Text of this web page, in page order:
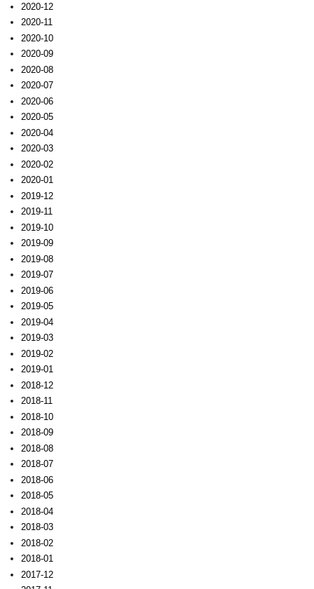
2020-12
2020-11
2020-10
2020-09
2020-08
2020-07
2020-06
2020-05
2020-04
2020-03
2020-02
2020-01
2019-12
2019-11
2019-10
2019-09
2019-08
2019-07
2019-06
2019-05
2019-04
2019-03
2019-02
2019-01
2018-12
2018-11
2018-10
2018-09
2018-08
2018-07
2018-06
2018-05
2018-04
2018-03
2018-02
2018-01
2017-12